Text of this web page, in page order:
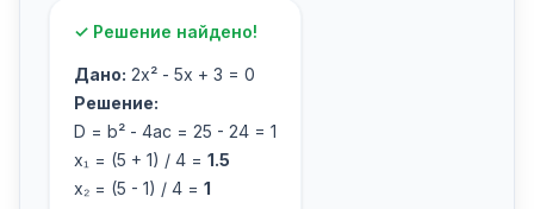
✓ Решение найдено!
Дано: 2x² - 5x + 3 = 0
Решение:
D = b² - 4ac = 25 - 24 = 1
x₁ = (5 + 1) / 4 = 1.5
x₂ = (5 - 1) / 4 = 1